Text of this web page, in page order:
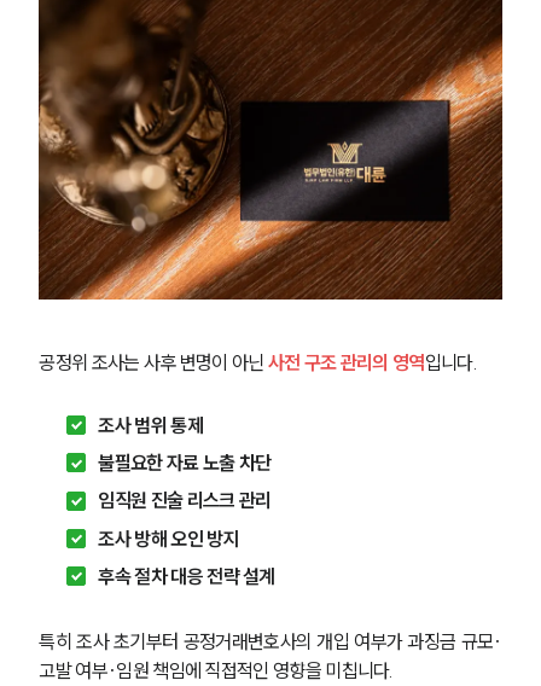
공정위 조사는 사후 변명이 아닌 사전 구조 관리의 영역입니다.
조사 범위 통제
불필요한 자료 노출 차단
임직원 진술 리스크 관리
조사 방해 오인 방지
후속 절차 대응 전략 설계
특히 조사 초기부터 공정거래변호사의 개입 여부가 과징금 규모·
고발 여부·임원 책임에 직접적인 영향을 미칩니다.